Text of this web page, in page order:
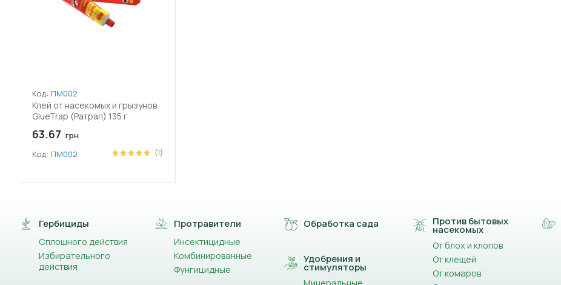
Код: ПМ002
Клей от насекомых и грызунов
GlueTrap (Ратрап) 135 г
63.67 грн
Код: ПМ002 (1)
Гербициды
Сплошного действия
Избирательного
действия
Протравители
Инсектицидные
Комбинированные
Фунгицидные
Обработка сада
Удобрения и
стимуляторы
Против бытовых
насекомых
От блох и клопов
От клещей
От комаров